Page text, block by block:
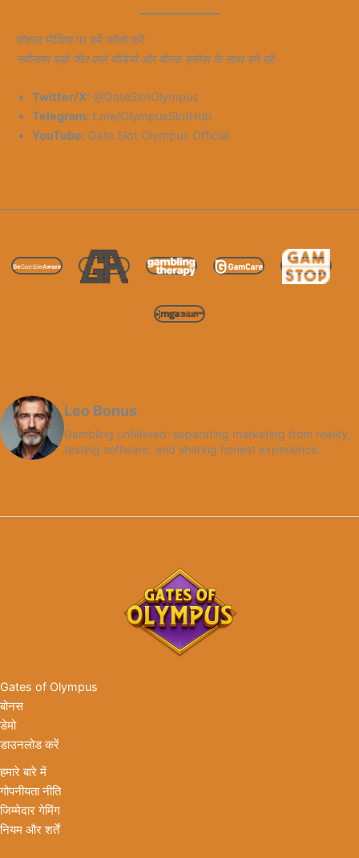
सोशल मीडिया पर हमें फॉलो करें
नवीनतम बड़ी जीत वाले वीडियो और बोनस ड्रॉप्स के साथ बने रहें:
Twitter/X: @GateSlotOlympus
Telegram: t.me/OlympusSlotHub
YouTube: Gate Slot Olympus Official
Leo Bonus
Gambling unfiltered: separating marketing from reality,
testing software, and sharing honest experience.
Gates of Olympus
बोनस
डेमो
डाउनलोड करें
हमारे बारे में
गोपनीयता नीति
जिम्मेदार गेमिंग
नियम और शर्तें